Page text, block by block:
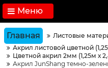
Меню
Главная Листовые
Акрил листовой цветной
Цветной акрил 2мм (1,25м х
Акрил JunShang темно-